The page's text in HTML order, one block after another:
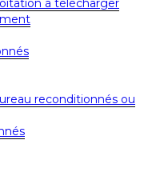
à télécharger
reconditionnés ou